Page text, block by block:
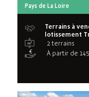
Pays de La Loire
Terrains à
lotissement
2 terrains
À partir de